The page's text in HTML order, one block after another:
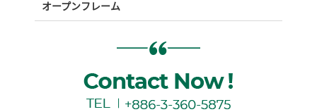
オープンフレーム